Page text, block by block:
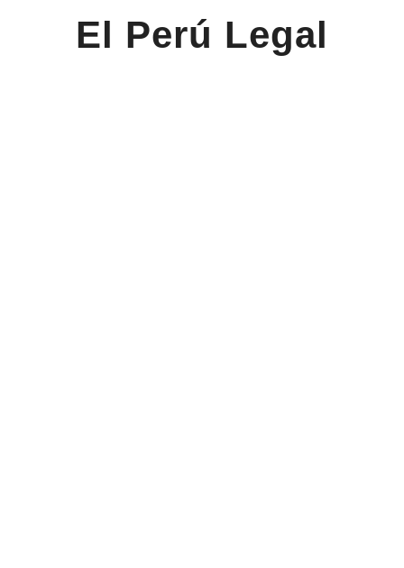
El Perú Legal